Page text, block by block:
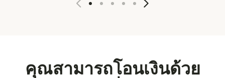
คุณสามารถโอนเงินด้วย